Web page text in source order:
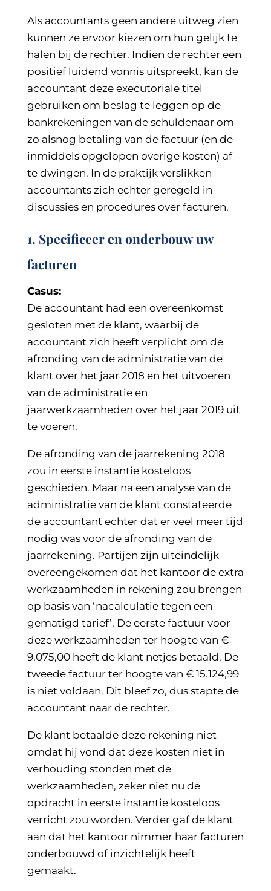
Als accountants geen andere uitweg zien
kunnen ze ervoor kiezen om hun gelijk te
halen bij de rechter. Indien de rechter een
positief luidend vonnis uitspreekt, kan de
accountant deze executoriale titel
gebruiken om beslag te leggen op de
bankrekeningen van de schuldenaar om
zo alsnog betaling van de factuur (en de
inmiddels opgelopen overige kosten) af
te dwingen. In de praktijk verslikken
accountants zich echter geregeld in
discussies en procedures over facturen.
1. Specificeer en onderbouw uw
facturen
Casus:
De accountant had een overeenkomst
gesloten met de klant, waarbij de
accountant zich heeft verplicht om de
afronding van de administratie van de
klant over het jaar 2018 en het uitvoeren
van de administratie en
jaarwerkzaamheden over het jaar 2019 uit
te voeren.
De afronding van de jaarrekening 2018
zou in eerste instantie kosteloos
geschieden. Maar na een analyse van de
administratie van de klant constateerde
de accountant echter dat er veel meer tijd
nodig was voor de afronding van de
jaarrekening. Partijen zijn uiteindelijk
overeengekomen dat het kantoor de extra
werkzaamheden in rekening zou brengen
op basis van ‘nacalculatie tegen een
gematigd tarief’. De eerste factuur voor
deze werkzaamheden ter hoogte van €
9.075,00 heeft de klant netjes betaald. De
tweede factuur ter hoogte van € 15.124,99
is niet voldaan. Dit bleef zo, dus stapte de
accountant naar de rechter.
De klant betaalde deze rekening niet
omdat hij vond dat deze kosten niet in
verhouding stonden met de
werkzaamheden, zeker niet nu de
opdracht in eerste instantie kosteloos
verricht zou worden. Verder gaf de klant
aan dat het kantoor nimmer haar facturen
onderbouwd of inzichtelijk heeft
gemaakt.